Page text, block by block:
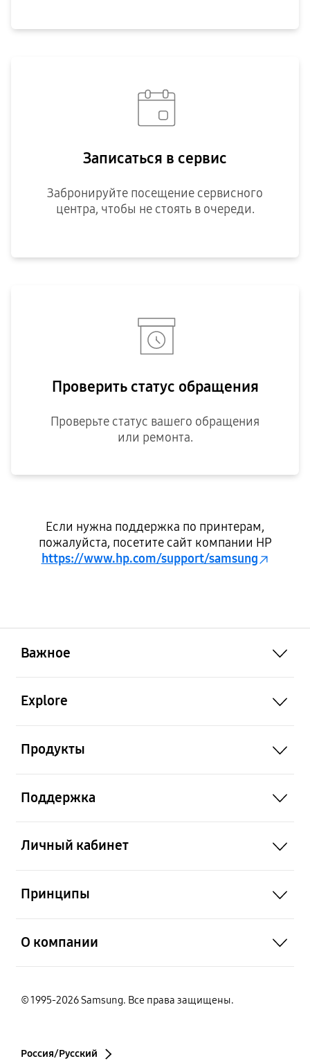
Записаться в сервис
Забронируйте посещение сервисного
центра, чтобы не стоять в очереди.
Проверить статус обращения
Проверьте статус вашего обращения
или ремонта.
Если нужна поддержка по принтерам,
пожалуйста, посетите сайт компании HP
https://www.hp.com/support/samsung
Важное
Explore
Продукты
Поддержка
Личный кабинет
Принципы
О компании
© 1995-2026 Samsung. Все права защищены.
Россия/Русский